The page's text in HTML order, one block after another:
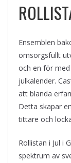
Ensemblen
omsorgsfullt
och en för
julkalender.
att blanda
Detta skapar
tittare och
Rollistan i Jul i
spektrum av